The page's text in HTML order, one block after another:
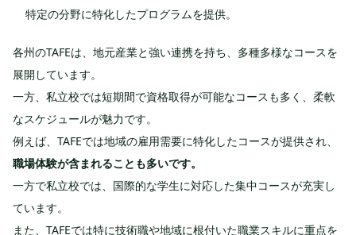
特定の分野に特化したプログラムを提供。
各州のTAFEは、地元産業と強い連携を持ち、多種多様なコースを
展開しています。
一方、私立校では短期間で資格取得が可能なコースも多く、柔軟
なスケジュールが魅力です。
例えば、TAFEでは地域の雇用需要に特化したコースが提供され、
職場体験が含まれることも多いです。
一方で私立校では、国際的な学生に対応した集中コースが充実し
ています。
また、TAFEでは特に技術職や地域に根付いた職業スキルに重点を